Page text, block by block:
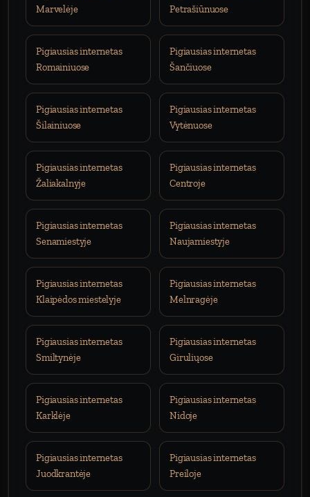
Marvelėje
Petrašiūnuose
Pigiausias internetas
Romainiuose
Pigiausias internetas
Šančiuose
Pigiausias internetas
Šilainiuose
Pigiausias internetas
Vytėnuose
Pigiausias internetas
Žaliakalnyje
Pigiausias internetas
Centroje
Pigiausias internetas
Senamiestyje
Pigiausias internetas
Naujamiestyje
Pigiausias internetas
Klaipėdos miestelyje
Pigiausias internetas
Melnragėje
Pigiausias internetas
Smiltynėje
Pigiausias internetas
Giruliųose
Pigiausias internetas
Karklėje
Pigiausias internetas
Nidoje
Pigiausias internetas
Juodkrantėje
Pigiausias internetas
Preiloje